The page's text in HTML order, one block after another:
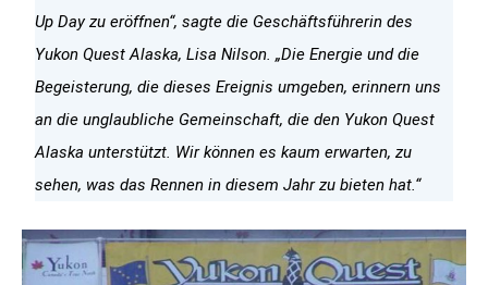
Up Day zu eröffnen“, sagte die Geschäftsführerin des
Yukon Quest Alaska, Lisa Nilson. „Die Energie und die
Begeisterung, die dieses Ereignis umgeben, erinnern uns
an die unglaubliche Gemeinschaft, die den Yukon Quest
Alaska unterstützt. Wir können es kaum erwarten, zu
sehen, was das Rennen in diesem Jahr zu bieten hat.“